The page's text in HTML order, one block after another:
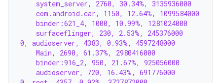
    system_server, 2760, 30.34%, 3135936000
    com.android.car, 1150, 12.64%, 1099584000
    binder:621_4, 1000, 10.99%, 1281024000
    surfaceflinger, 230, 2.53%, 245376000
0, audioserver, 4383, 0.93%, 4597248000
    Main, 2690, 61.37%, 2980416000
    binder:916_2, 950, 21.67%, 925056000
    audioserver, 720, 16.43%, 691776000